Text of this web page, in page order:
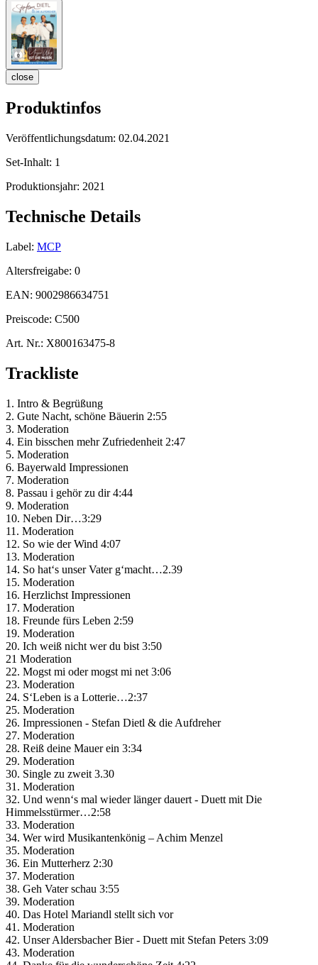
close
Produktinfos
Veröffentlichungsdatum: 02.04.2021
Set-Inhalt: 1
Produktionsjahr: 2021
Technische Details
Label: MCP
Altersfreigabe: 0
EAN: 9002986634751
Preiscode: C500
Art. Nr.: X800163475-8
Trackliste
1. Intro & Begrüßung
2. Gute Nacht, schöne Bäuerin 2:55
3. Moderation
4. Ein bisschen mehr Zufriedenheit 2:47
5. Moderation
6. Bayerwald Impressionen
7. Moderation
8. Passau i gehör zu dir 4:44
9. Moderation
10. Neben Dir…3:29
11. Moderation
12. So wie der Wind 4:07
13. Moderation
14. So hat‘s unser Vater g‘macht…2.39
15. Moderation
16. Herzlichst Impressionen
17. Moderation
18. Freunde fürs Leben 2:59
19. Moderation
20. Ich weiß nicht wer du bist 3:50
21 Moderation
22. Mogst mi oder mogst mi net 3:06
23. Moderation
24. S‘Leben is a Lotterie…2:37
25. Moderation
26. Impressionen - Stefan Dietl & die Aufdreher
27. Moderation
28. Reiß deine Mauer ein 3:34
29. Moderation
30. Single zu zweit 3.30
31. Moderation
32. Und wenn‘s mal wieder länger dauert - Duett mit Die
Himmelsstürmer…2:58
33. Moderation
34. Wer wird Musikantenkönig – Achim Menzel
35. Moderation
36. Ein Mutterherz 2:30
37. Moderation
38. Geh Vater schau 3:55
39. Moderation
40. Das Hotel Mariandl stellt sich vor
41. Moderation
42. Unser Aldersbacher Bier - Duett mit Stefan Peters 3:09
43. Moderation